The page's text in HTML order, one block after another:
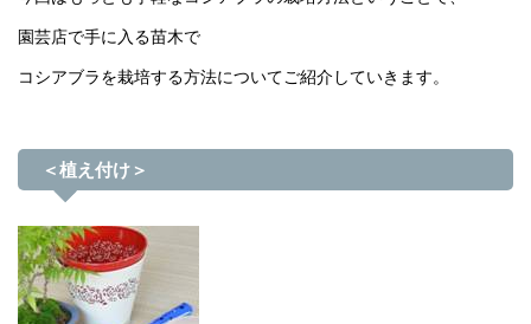
園芸店で手に入る苗木で
コシアブラを栽培する方法についてご紹介していきます。
＜植え付け＞